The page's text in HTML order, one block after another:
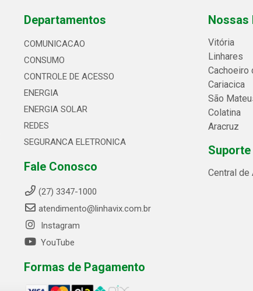
Departamentos
COMUNICACAO
CONSUMO
CONTROLE DE ACESSO
ENERGIA
ENERGIA SOLAR
REDES
SEGURANCA ELETRONICA
Fale Conosco
(27) 3347-1000
atendimento@linhavix.com.br
Instagram
YouTube
Formas de Pagamento
Nossas
Vitória
Linhares
Cachoeiro
Cariacica
São
Colatina
Aracruz
Central de